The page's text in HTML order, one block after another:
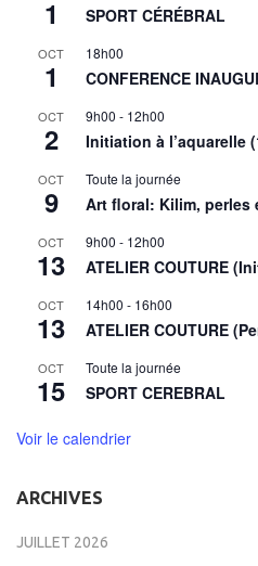
1 SPORT CÉRÉBRAL
OCT
1
18h00
CONFERENCE
OCT
2
9h00 - 12h00
Initiation à l’aquarelle
OCT
9
Toute la journée
Art floral: Kilim, perles
OCT
13
9h00 - 12h00
ATELIER COUTURE
OCT
13
14h00 - 16h00
ATELIER COUTURE
OCT
15
Toute la journée
SPORT CEREBRAL
Voir le calendrier
ARCHIVES
JUILLET 2026